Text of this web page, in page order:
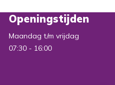
Openingstijden
Maandag t/m vrijdag
07:30 - 16:00